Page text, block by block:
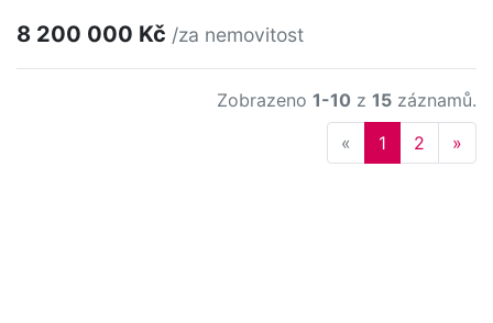
8 200 000 Kč /za nemovitost
Zobrazeno 1-10 z 15 záznamů.
« Previous
1 2 »